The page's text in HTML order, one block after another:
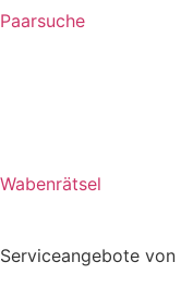
Paarsuche
Wabenrätsel
Serviceangebote von